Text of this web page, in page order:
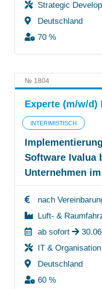
Strategic
Deutschland
70 %
№ 1804
Experte (m/w/d)
INTERIMISTISCH
Software Ivalua
Unternehmen
nach
Luft- &
ab sofort
IT & Organisation
Deutschland
60 %